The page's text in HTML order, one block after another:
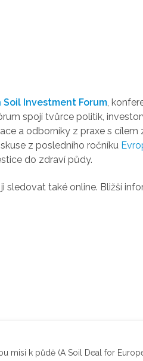
Soil Investment Forum ,
spojí tvůrce politik,
a odborníky z praxe s
z posledního ročníku
do zdraví půdy.
sledovat také online. Bližší
misi k půdě (A Soil Deal for